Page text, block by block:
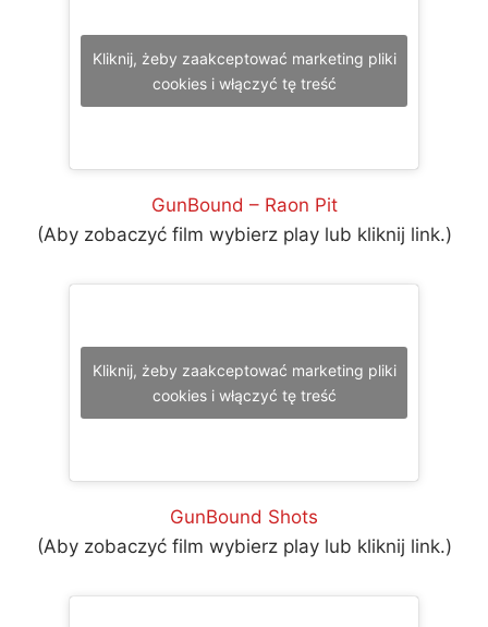
Kliknij, żeby zaakceptować marketing pliki
cookies i włączyć tę treść
GunBound – Raon Pit
(Aby zobaczyć film wybierz play lub kliknij link.)
Kliknij, żeby zaakceptować marketing pliki
cookies i włączyć tę treść
GunBound Shots
(Aby zobaczyć film wybierz play lub kliknij link.)